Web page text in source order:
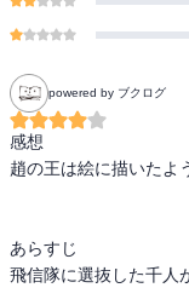
powered by ブクログ
感想
趙の王は絵に描いたよ
あらすじ
飛信隊に選抜した千人